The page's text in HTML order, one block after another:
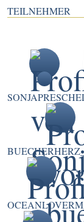
TEILNEHMER
SONJAPRESCHE
OCEANLOVER